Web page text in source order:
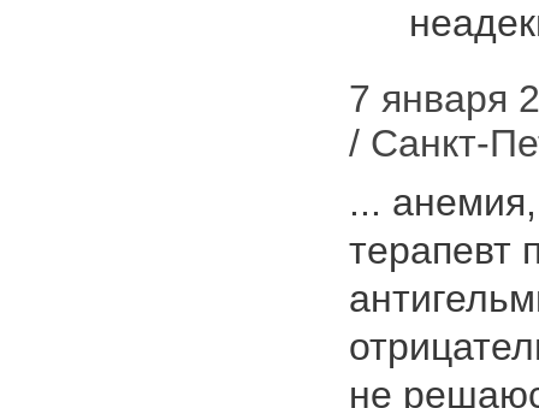
7 января
/ Санкт-
...
терапевт
не